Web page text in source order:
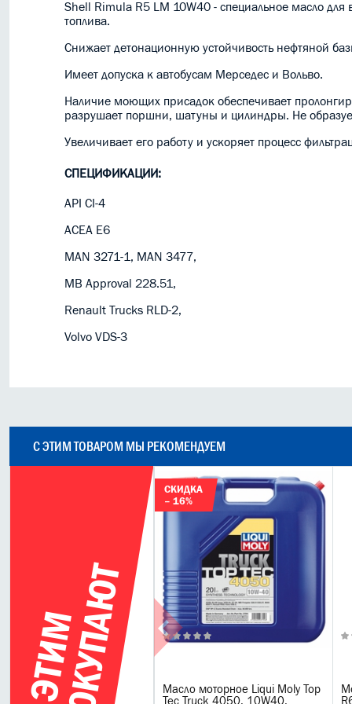
Shell Rimula R5 LM 10W40 - cпециальное масло
топлива.
Снижает детонационную устойчивость нефтяной
Имеет допуска к автобусам Мерседес и Вольво.
Наличие моющих присадок обеспечивает
разрушает поршни, шатуны и цилиндры. Не
Увеличивает его работу и ускоряет процесс
СПЕЦИФИКАЦИИ:
API CI-4
ACEA E6
MAN 3271-1, MAN 3477,
MВ Approval 228.51,
Renault Trucks RLD-2,
Volvo VDS-3
С ЭТИМ ТОВАРОМ МЫ РЕКОМЕНДУЕМ
С
Э
Т
И
М
П
О
К
У
П
А
ЮТ
СКИДКА
– 16%
Масло моторное Liqui Moly Top
Tec Truck 4050, 10W40,